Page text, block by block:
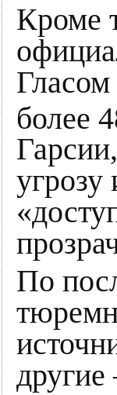
Кроме
более
угрозу
По
другие